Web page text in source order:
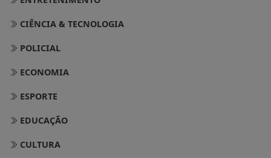
CIÊNCIA & TECNOLOGIA
POLICIAL
ECONOMIA
ESPORTE
EDUCAÇÃO
CULTURA